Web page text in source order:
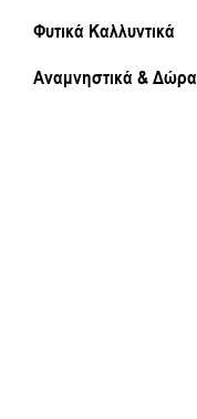
Φυτικά Καλλυντικά
Αναμνηστικά & Δώρα